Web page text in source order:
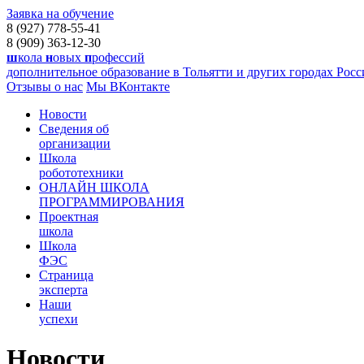
Заявка на обучение
8 (927) 778-55-41
8 (909) 363-12-30
школа новых профессий
дополнительное образование в Тольятти и других городах
Отзывы о нас Мы ВКонтакте
Новости
Сведения об
организации
Школа
робототехники
ОНЛАЙН ШКОЛА
ПРОГРАММИРОВАНИЯ
Проектная
школа
Школа
ФЭС
Страница
эксперта
Наши
успехи